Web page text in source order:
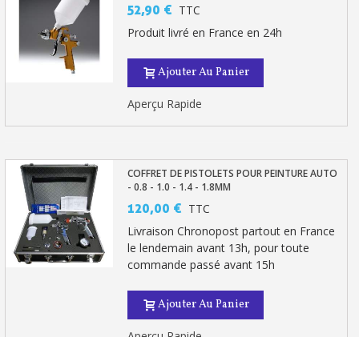
52,90 € TTC
Produit livré en France en 24h
Ajouter Au Panier
Aperçu Rapide
COFFRET DE PISTOLETS POUR PEINTURE AUTO
- 0.8 - 1.0 - 1.4 - 1.8MM
120,00 € TTC
Livraison Chronopost partout en France
le lendemain avant 13h, pour toute
commande passé avant 15h
Ajouter Au Panier